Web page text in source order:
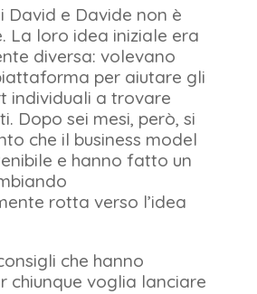
David e Davide non è
La loro idea iniziale era
diversa: volevano
per aiutare gli
individuali a trovare
Dopo sei mesi, però, si
che il business model
e hanno fatto un
rotta verso l’idea
che hanno
chiunque voglia lanciare